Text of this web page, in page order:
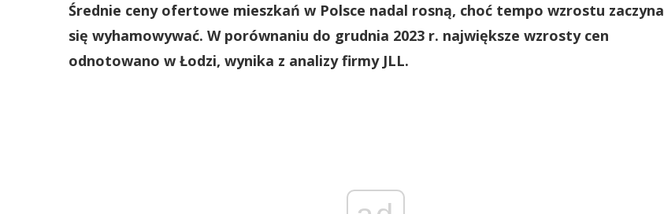
Średnie ceny ofertowe mieszkań w Polsce nadal rosną, choć tempo wzrostu zaczyna
się wyhamowywać. W porównaniu do grudnia 2023 r. największe wzrosty cen
odnotowano w Łodzi, wynika z analizy firmy JLL.